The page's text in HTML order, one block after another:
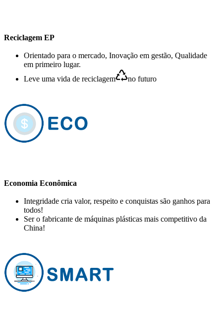
Reciclagem EP
Orientado para o mercado, Inovação em gestão, Qualidade
em primeiro lugar.
Leve uma vida de reciclagem
no futuro
Economia Econômica
Integridade cria valor, respeito e conquistas são ganhos para
todos!
Ser o fabricante de máquinas plásticas mais competitivo da
China!